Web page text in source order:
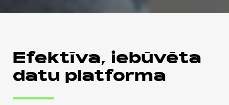
Efektīva, iebūvēta
datu platforma